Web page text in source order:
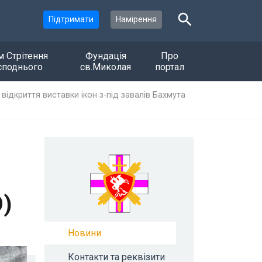
Підтримати Намірення
Стрітення
Фундація
св.Миколая
Про
портал
виставки ікон з-під завалів Бахмута
Новини
Контакти та реквізити